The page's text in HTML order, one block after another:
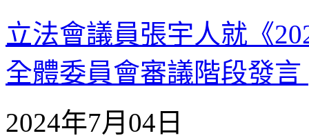
立法會議員張宇人就《
全體委員會審議階段發言
2024年7月04日